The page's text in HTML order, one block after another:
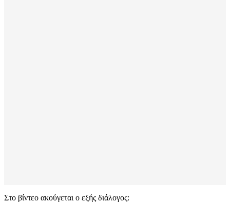
Στο βίντεο ακούγεται ο εξής διάλογος: